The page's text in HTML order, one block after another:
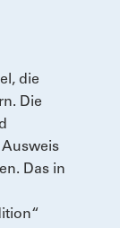
die
Die
Ausweis
Das in